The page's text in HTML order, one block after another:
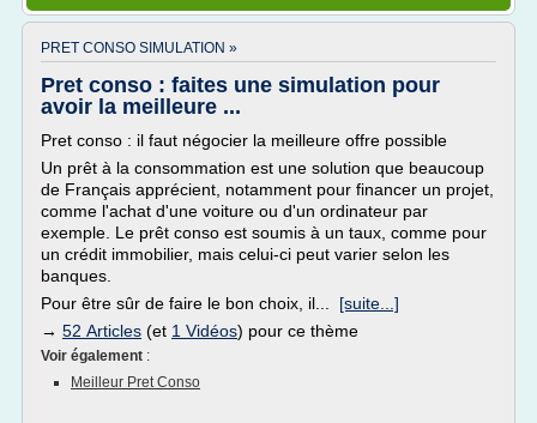
PRET CONSO SIMULATION »
Pret conso : faites une simulation pour
avoir la meilleure ...
Pret conso : il faut négocier la meilleure offre possible
Un prêt à la consommation est une solution que beaucoup
de Français apprécient, notamment pour financer un projet,
comme l'achat d'une voiture ou d'un ordinateur par
exemple. Le prêt conso est soumis à un taux, comme pour
un crédit immobilier, mais celui-ci peut varier selon les
banques.
Pour être sûr de faire le bon choix, il... [suite...]
→ 52 Articles (et 1 Vidéos) pour ce thème
Voir également :
Meilleur Pret Conso